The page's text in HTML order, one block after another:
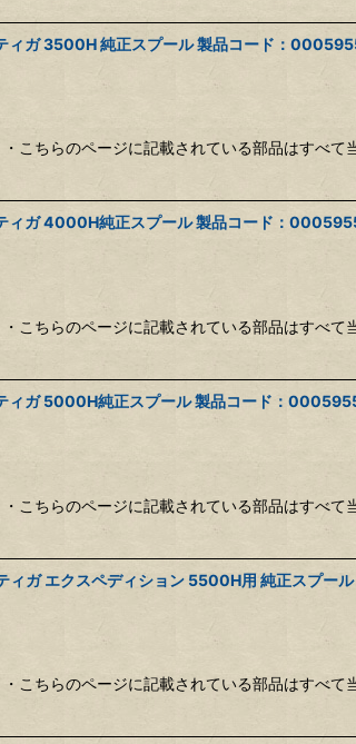
絞り込む
ィガ 3500H 純正スプール 製品コード：
こちらのページに記載されている部品はすべ
ィガ 4000H純正スプール 製品コード：
こちらのページに記載されている部品はすべ
ィガ 5000H純正スプール 製品コード：
こちらのページに記載されている部品はすべ
ィガ エクスペディション 5500H用 純正スプ
こちらのページに記載されている部品はすべ